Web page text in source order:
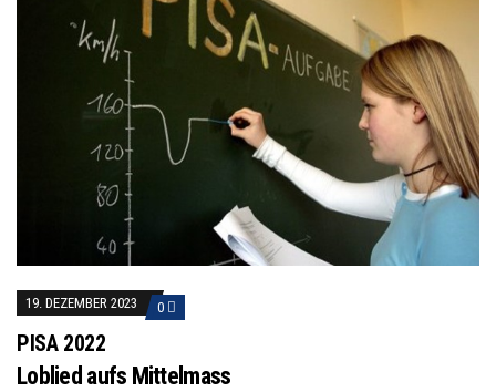
19. DEZEMBER 2023 0
PISA 2022
Loblied aufs Mittelmass